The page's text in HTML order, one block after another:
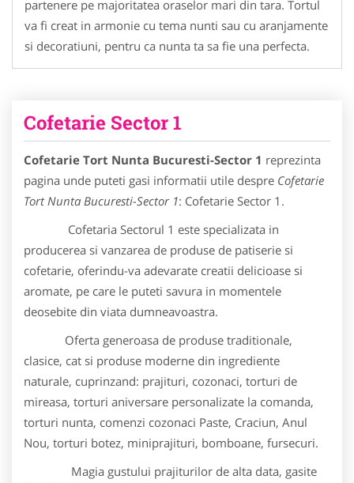
partenere pe majoritatea oraselor mari din tara. Tortul
va fi creat in armonie cu tema nunti sau cu aranjamente
si decoratiuni, pentru ca nunta ta sa fie una perfecta.
Cofetarie Sector 1
Cofetarie Tort Nunta Bucuresti-Sector 1 reprezinta
pagina unde puteti gasi informatii utile despre Cofetarie
Tort Nunta Bucuresti-Sector 1: Cofetarie Sector 1.
Cofetaria Sectorul 1 este specializata in
producerea si vanzarea de produse de patiserie si
cofetarie, oferindu-va adevarate creatii delicioase si
aromate, pe care le puteti savura in momentele
deosebite din viata dumneavoastra.
Oferta generoasa de produse traditionale,
clasice, cat si produse moderne din ingrediente
naturale, cuprinzand: prajituri, cozonaci, torturi de
mireasa, torturi aniversare personalizate la comanda,
torturi nunta, comenzi cozonaci Paste, Craciun, Anul
Nou, torturi botez, miniprajituri, bomboane, fursecuri.
Magia gustului prajiturilor de alta data, gasite